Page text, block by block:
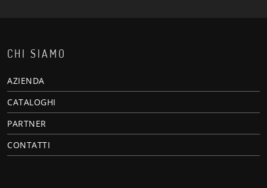
CHI SIAMO
AZIENDA
CATALOGHI
PARTNER
CONTATTI